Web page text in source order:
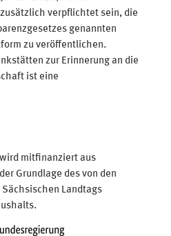
verpflichtet sein, die
genannten
zu veröffentlichen.
zur Erinnerung an die
ist eine
mitfinanziert aus
Grundlage des von den
Landtags